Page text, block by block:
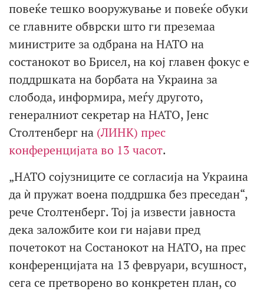
повеќе тешко вооружување и повеќе обуки
се главните обврски што ги преземаа
министрите за одбрана на НАТО на
состанокот во Брисел, на кој главен фокус е
поддршката на борбата на Украина за
слобода, информира, меѓу другото,
генералниот секретар на НАТО, Јенс
Столтенберг на (ЛИНК) прес
конференцијата во 13 часот.
„НАТО сојузниците се согласија на Украина
да ѝ пружат воена поддршка без преседан“,
рече Столтенберг. Тој ја извести јавноста
дека заложбите кои ги најави пред
почетокот на Состанокот на НАТО, на прес
конференцијата на 13 февруари, всушност,
сега се претворено во конкретен план, со